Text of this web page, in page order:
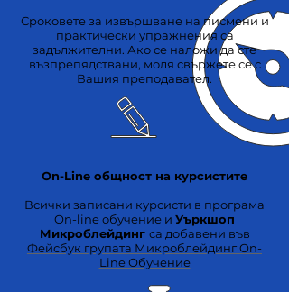
Сроковете за извършване на писмени и
практически упражнения са
задължителни. Ако се наложи да сте
възпрепядствани, моля свържете се с
Вашия преподавател.
On-Line общност на курсистите
Всички записани курсисти в програма
On-line обучение и Уъркшоп
Микроблейдинг са добавени във
Фейсбук групата Микроблейдинг On-
Line Обучение